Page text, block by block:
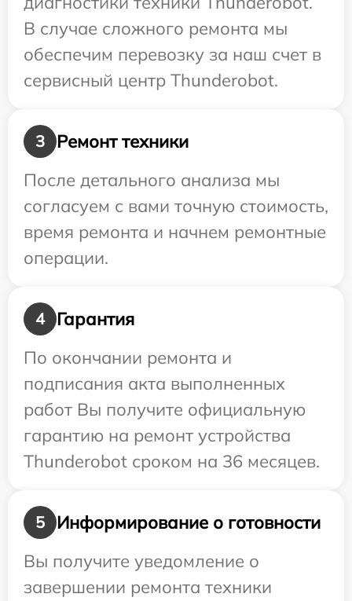
В случае сложного ремонта мы
обеспечим перевозку за наш счет в
сервисный центр Thunderobot.
3
Ремонт техники
После детального анализа мы
согласуем с вами точную стоимость,
время ремонта и начнем ремонтные
операции.
4
Гарантия
По окончании ремонта и
подписания акта выполненных
работ Вы получите официальную
гарантию на ремонт устройства
Thunderobot сроком на 36 месяцев.
5
Информирование о готовности
Вы получите уведомление о
завершении ремонта техники